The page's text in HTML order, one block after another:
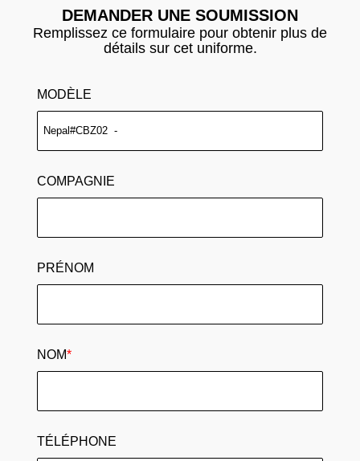
DEMANDER UNE SOUMISSION
Remplissez ce formulaire pour obtenir plus de
détails sur cet uniforme.
MODÈLE
COMPAGNIE
PRÉNOM
NOM*
TÉLÉPHONE